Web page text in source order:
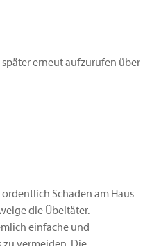
erneut aufzurufen über
Schaden am Haus
die Übeltäter.
einfache und